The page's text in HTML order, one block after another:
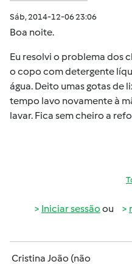
Sáb, 2014-12-06 23:06
Boa noite.
Eu resolvi o problema dos
o copo com detergente
água. Deito umas gotas de
tempo lavo novamente à
lavar. Fica sem cheiro a
Iniciar sessão ou
Cristina João (não